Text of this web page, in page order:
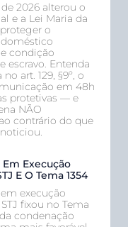
de 2026 alterou o
e a Lei Maria da
o
condição
escravo. Entenda
art. 129, §9º, o
em 48h
protetivas — e
NÃO
contrário do que
Execução
E O Tema 1354
execução
fixou no Tema
condenação